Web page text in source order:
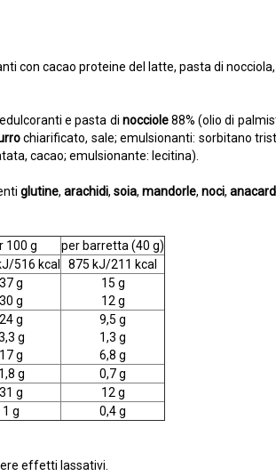
con cacao proteine del latte, pasta di
e pasta di nocciole88% (olio di
chiarificato, sale; emulsionanti: sorbitano
cacao; emulsionante: lecitina).
glutine, arachidi, soia, mandorle, noci,
100 g
per barretta (40 g)
516 kcal
875 kJ/211 kcal
37 g
30 g
15 g
12 g
24 g
g
17 g
9,5 g
1,3 g
6,8 g
1,8 g
0,7 g
31 g
12 g
1 g 0,4 g
effetti lassativi.